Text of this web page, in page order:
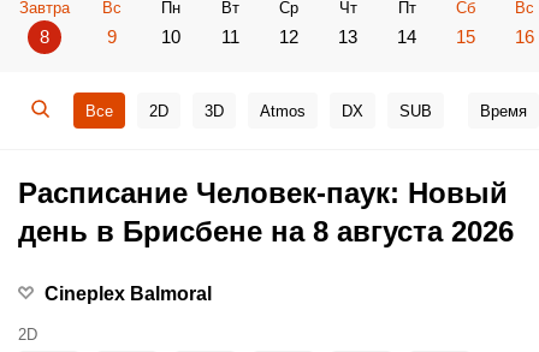
Завтра
8
Вс
9
Пн
10
Вт
11
Ср
12
Чт
13
Пт
14
Сб
15
Вс
16
Все 2D 3D Atmos DX SUB Время
Расписание Человек-паук: Новый
день в Брисбене на 8 августа 2026
Cineplex Balmoral
2D